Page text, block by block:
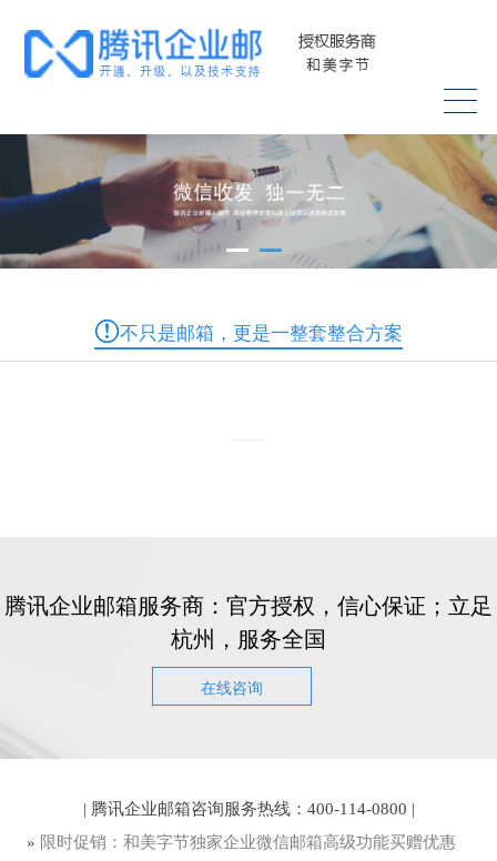
不只是邮箱，更是一整套整合方案
腾讯企业邮箱服务商：官方授权，信心保证；立足
杭州，服务全国
在线咨询
| 腾讯企业邮箱咨询服务热线：400-114-0800 |
» 限时促销：和美字节独家企业微信邮箱高级功能买赠优惠